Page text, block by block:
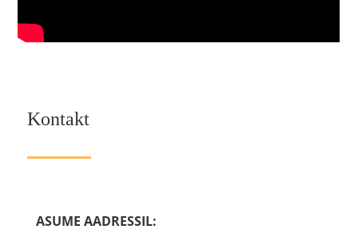
Kontakt
ASUME AADRESSIL: